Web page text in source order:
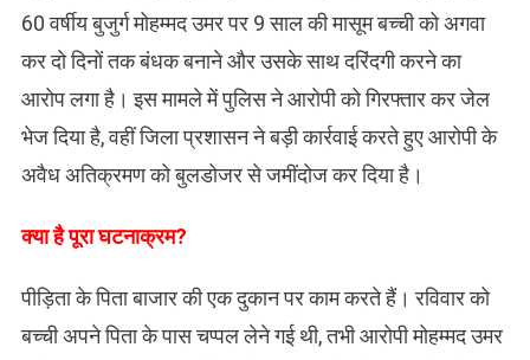
60 वर्षीय बुजुर्ग मोहम्मद उमर पर 9 साल की मासूम बच्ची को अगवा
कर दो दिनों तक बंधक बनाने और उसके साथ दरिंदगी करने का
आरोप लगा है। इस मामले में पुलिस ने आरोपी को गिरफ्तार कर जेल
भेज दिया है, वहीं जिला प्रशासन ने बड़ी कार्रवाई करते हुए आरोपी के
अवैध अतिक्रमण को बुलडोजर से जमींदोज कर दिया है।
क्या है पूरा घटनाक्रम?
पीड़िता के पिता बाजार की एक दुकान पर काम करते हैं। रविवार को
बच्ची अपने पिता के पास चप्पल लेने गई थी, तभी आरोपी मोहम्मद उमर